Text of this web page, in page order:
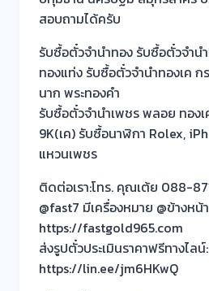
สอบถามได้ครับ
รับซื้อตั๋วจำนำทอง รับซื้อตั๋วจำ
ทองแท่ง รับซื้อตั๋วจำนำทองเค
นาก พระทองคำ
รับซื้อตั๋วจำนำเพชร พลอย ทองเ
9K(เค) รับซื้อนาฬิกา Rolex,
แหวนเพชร
ติดต่อเรา:โทร. คุณเต้ย 088-
@fast7 มีเครื่องหมาย @ข้างหน้
https://fastgold965.com
ส่งรูปตั๋วประเมินราคาฟรีทางไล
https://lin.ee/jm6HKwQ